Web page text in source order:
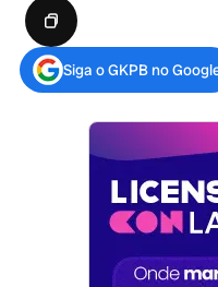
Siga o GKPB no